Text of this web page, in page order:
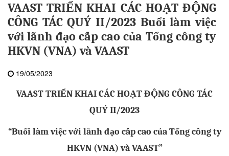
VAAST TRIỂN KHAI CÁC HOẠT ĐỘNG
CÔNG TÁC QUÝ II/2023 Buổi làm việc
với lãnh đạo cấp cao của Tổng công ty
HKVN (VNA) và VAAST
19/05/2023
VAAST TRIỂN KHAI CÁC HOẠT ĐỘNG CÔNG TÁC
QUÝ II/2023
“Buổi làm việc với lãnh đạo cấp cao của Tổng công ty
HKVN (VNA) và VAAST”